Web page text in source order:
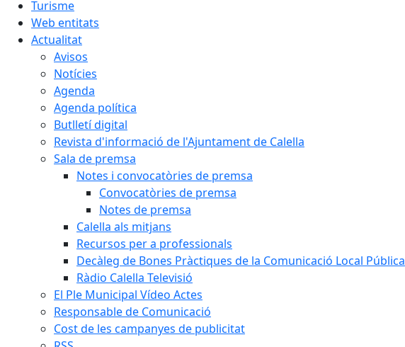
Turisme
Web entitats
Actualitat
Avisos
Notícies
Agenda
Agenda política
Butlletí digital
Revista d'informació de l'Ajuntament de Calella
Sala de premsa
Notes i convocatòries de premsa
Convocatòries de premsa
Notes de premsa
Calella als mitjans
Recursos per a professionals
Decàleg de Bones Pràctiques de la Comunicació Local Pública
Ràdio Calella Televisió
El Ple Municipal Vídeo Actes
Responsable de Comunicació
Cost de les campanyes de publicitat